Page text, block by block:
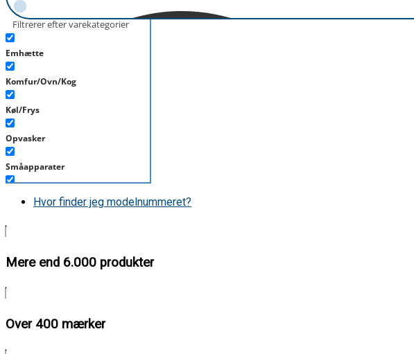
Filtrerer efter varekategorier
Emhætte
Komfur/Ovn/Kog
Køl/Frys
Opvasker
Småapparater
Støvsuger
Tørretumbler
Hvor finder jeg modelnummeret?
Mere end 6.000 produkter
Over 400 mærker